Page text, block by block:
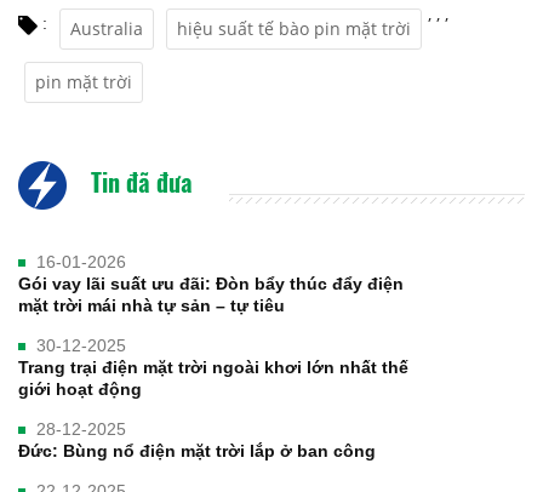
: Australia
,
hiệu suất tế bào pin mặt trời
,
pin mặt trời
,
Tin đã đưa
16-01-2026
Gói vay lãi suất ưu đãi: Đòn bẩy thúc đẩy điện
mặt trời mái nhà tự sản – tự tiêu
30-12-2025
Trang trại điện mặt trời ngoài khơi lớn nhất thế
giới hoạt động
28-12-2025
Đức: Bùng nổ điện mặt trời lắp ở ban công